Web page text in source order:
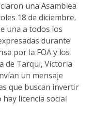
una Asamblea
18 de diciembre,
una a todos los
durante
por la FOA y los
de Tarqui, Victoria
un mensaje
que buscan invertir
licencia social